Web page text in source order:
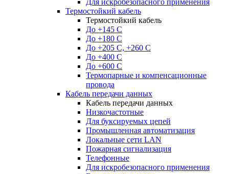
Для искробезопасного применения
Термостойкий кабель
Термостойкий кабель
До +145 С
До +180 C
До +205 С, +260 С
До +400 C
До +600 С
Термопарные и компенсационные
провода
Кабель передачи данных
Кабель передачи данных
Низкочастотные
Для буксируемых цепей
Промышленная автоматизация
Локальные сети LAN
Пожарная сигнализация
Телефонные
Для искробезопасного применения